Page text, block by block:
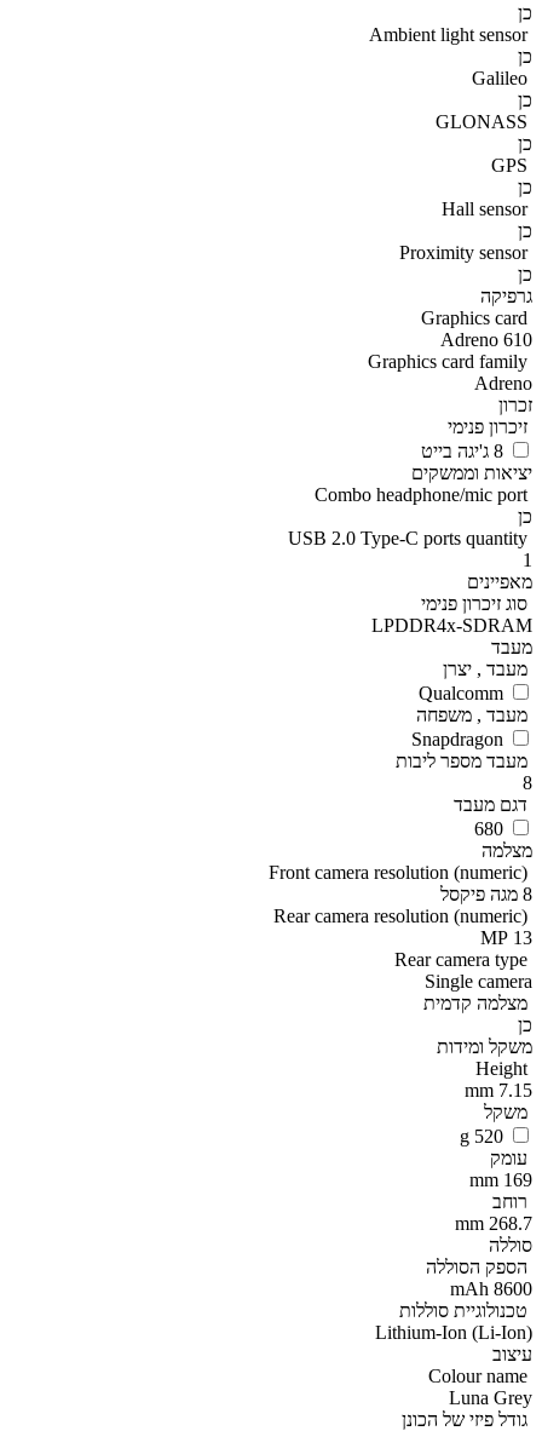
כן
Ambient light sensor
כן
Galileo
כן
GLONASS
כן
GPS
כן
Hall sensor
כן
Proximity sensor
כן
גרפיקה
Graphics card
Adreno 610
Graphics card family
Adreno
זכרון
זיכרון פנימי
יציאות וממשקים
Combo headphone/mic port
כן
USB 2.0 Type-C ports quantity
1
מאפיינים
סוג זיכרון פנימי
LPDDR4x-SDRAM
מעבד
מעבד , יצרן
מעבד , משפחה
מעבד מספר ליבות
8
דגם מעבד
מצלמה
Front camera resolution (numeric)
8 מגה פיקסל
Rear camera resolution (numeric)
13 MP
Rear camera type
Single camera
מצלמה קדמית
כן
משקל ומידות
Height
7.15 mm
משקל
עומק
169 mm
רוחב
268.7 mm
סוללה
הספק הסוללה
8600 mAh
טכנולוגיית סוללות
Lithium-Ion (Li-Ion)
עיצוב
Colour name
Luna Grey
גודל פיזי של הכונן